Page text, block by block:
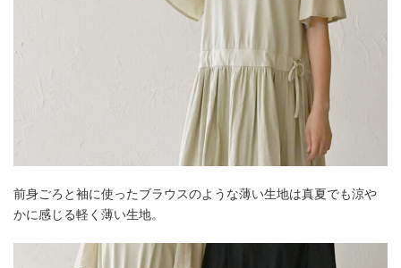
前身ごろと袖に使ったブラウスのような薄い生地は真夏でも涼や
かに感じる軽く薄い生地。